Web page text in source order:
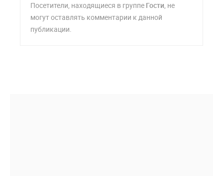
Посетители, находящиеся в группе Гости, не
могут оставлять комментарии к данной
публикации.